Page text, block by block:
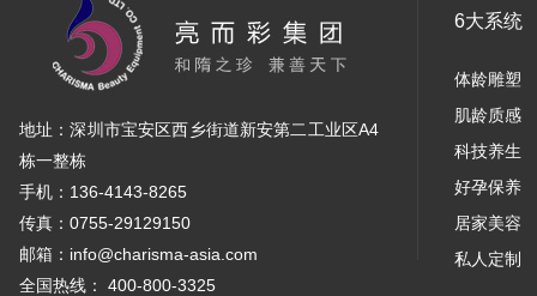
地址：深圳市宝安区西乡街道新安第二工业区A4
栋一整栋
手机：136-4143-8265
传真：0755-29129150
邮箱：info@charisma-asia.com
全国热线： 400-800-3325
6大系统
体龄雕塑
肌龄质感
科技养生
好孕保养
居家美容
私人定制